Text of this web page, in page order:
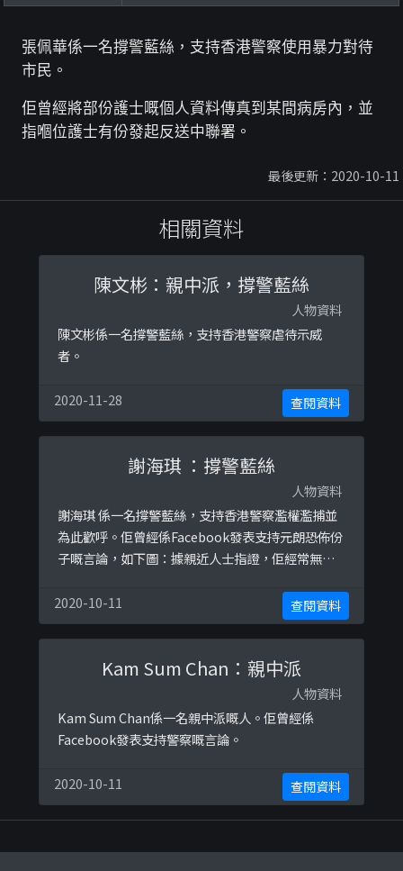
張佩華係一名撐警藍絲，支持香港警察使用暴力對待
市民。
佢曾經將部份護士嘅個人資料傳真到某間病房內，並
指嗰位護士有份發起反送中聯署。
最後更新：2020-10-11
相關資料
陳文彬：親中派，撐警藍絲
人物資料
陳文彬係一名撐警藍絲，支持香港警察虐待示威
者。
2020-11-28 查閱資料
謝海琪 ：撐警藍絲
人物資料
謝海琪 係一名撐警藍絲，支持香港警察濫權濫捕並
為此歡呼。佢曾經係Facebook發表支持元朗恐佈份
子嘅言論，如下圖：據親近人士指證，佢經常無牌
友及舊同學，唔幫她買就會發脾氣，話人鬧人，極
度自我中心。
2020-10-11 查閱資料
Kam Sum Chan：親中派
人物資料
Kam Sum Chan係一名親中派嘅人。佢曾經係
Facebook發表支持警察嘅言論。
2020-10-11 查閱資料